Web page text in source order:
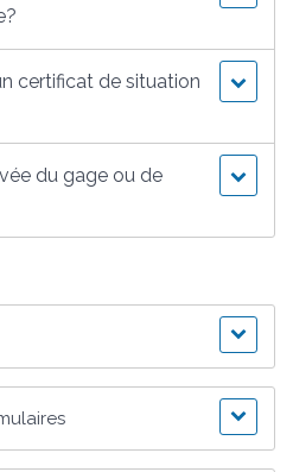
certificat de situation
du gage ou de